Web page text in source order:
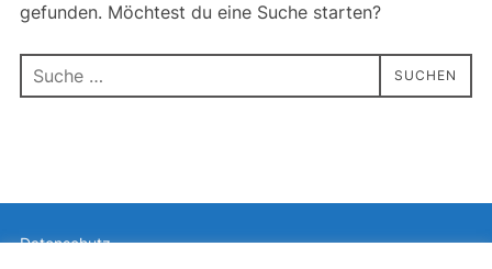
gefunden. Möchtest du eine Suche starten?
Suchen
nach:
SUCHEN
Datenschutz